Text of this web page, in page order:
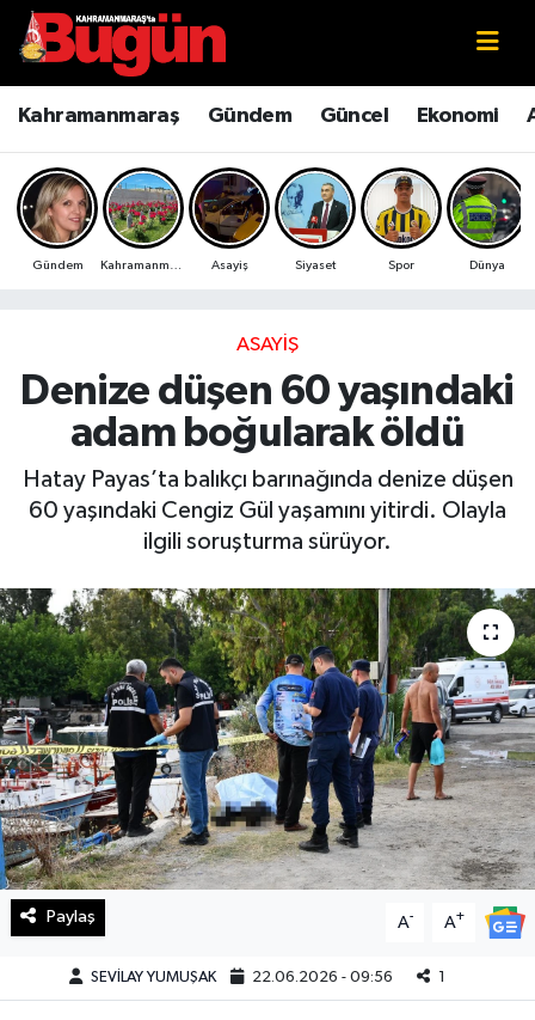
Kahramanmaraş Gündem Güncel Ekonomi
Gündem Asayiş Siyaset Spor Dünya
ASAYIŞ
Denize düşen 60 yaşındaki
adam boğularak öldü
Hatay Payas’ta balıkçı barınağında denize düşen
60 yaşındaki Cengiz Gül yaşamını yitirdi. Olayla
ilgili soruşturma sürüyor.
Paylaş A- A+
SEVİLAY YUMUŞAK 22.06.2026 - 09:56 1
Kahramanmaraş
Kahramanmaraş Sokak Röportajları
Bilim ve Teknoloji
Çevre
Ekonomi
Güncel
Kültür Sanat
Magazin
Manşet Altı
Manşetler
Resmi İlan
Spor
Kahramanmaraş Nöbetçi Eczaneler
Kahramanmaraş Hava Durumu
Kahramanmaraş Namaz Vakitleri
Kahramanmaraş Trafik Yoğunluk Haritası
Süper Lig Puan Durumu ve Fikstür
Tüm Manşetler
Son Dakika Haberleri
Haber Arşivi